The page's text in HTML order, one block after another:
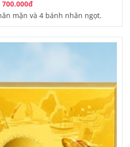
700.000đ
mặn và 4 bánh nhân ngọt.